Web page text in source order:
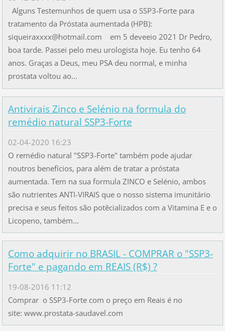
Alguns Testemunhos de quem usa o SSP3-Forte para
tratamento da Próstata aumentada (HPB):
siqueiraxxxx@hotmail.com em 5 deveeio 2021 Dr Pedro,
boa tarde. Passei pelo meu urologista hoje. Eu tenho 64
anos. Graças a Deus, meu PSA deu normal, e minha
prostata voltou ao...
Antivirais Zinco e Selénio na formula do
remédio natural SSP3-Forte
02-04-2020 16:23
O remédio natural "SSP3-Forte" também pode ajudar
noutros benefícios, para além de tratar a próstata
aumentada. Tem na sua formula ZINCO e Selénio, ambos
são nutrientes ANTI-VIRAIS que o nosso sistema imunitário
precisa e seus feitos são potêcializados com a Vitamina E e o
Licopeno, também...
Como adquirir no BRASIL - COMPRAR o "SSP3-
Forte" e pagando em REAIS (R$) ?
19-08-2016 11:12
Comprar o SSP3-Forte com o preço em Reais é no
site: www.prostata-saudavel.com